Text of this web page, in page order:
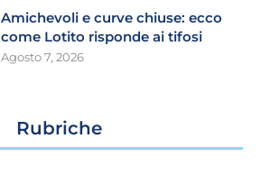
Amichevoli e curve chiuse: ecco
come Lotito risponde ai tifosi
Agosto 7, 2026
Rubriche